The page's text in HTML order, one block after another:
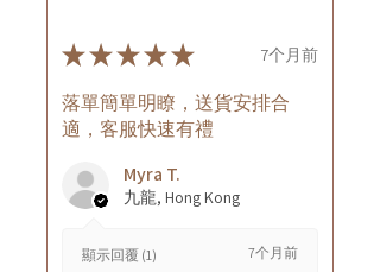
★★★★★ 7个月前
落單簡單明瞭，送貨安排合
適，客服快速有禮
Myra T.
九龍, Hong Kong
顯示回覆 (1) 7个月前